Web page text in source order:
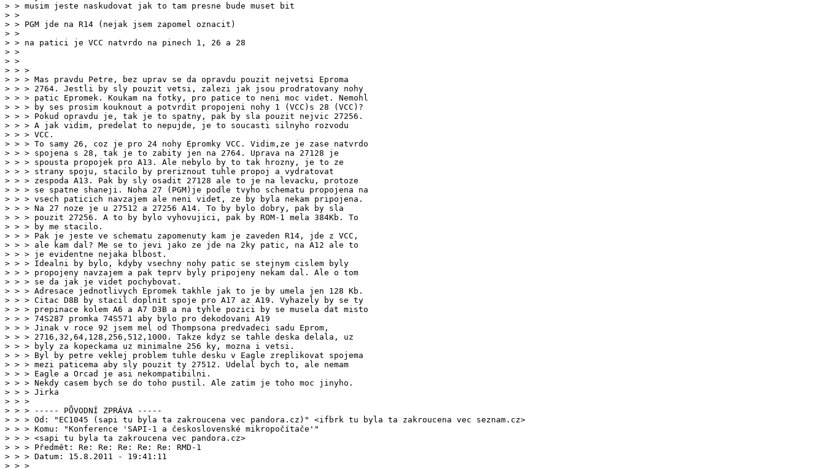
> > musim jeste naskudovat jak to tam presne bude muset bit
> >
> > PGM jde na R14 (nejak jsem zapomel oznacit)
> >
> > na patici je VCC natvrdo na pinech 1, 26 a 28
> >
> > >
> > > Mas pravdu Petre, bez uprav se da opravdu pouzit nejvetsi Eproma
> > > 2764. Jestli by sly pouzit vetsi, zalezi jak jsou prodratovany nohy
> > > patic Epromek. Koukam na fotky, pro patice to neni moc videt. Nemohl
> > > by ses prosim kouknout a potvrdit propojeni nohy 1 (VCC)s 28 (VCC)?
> > > Pokud opravdu je, tak je to spatny, pak by sla pouzit nejvic 27256.
> > > A jak vidim, predelat to nepujde, je to soucasti silnyho rozvodu
> > > VCC.
> > > To samy 26, coz je pro 24 nohy Epromky VCC. Vidim,ze je zase natvrdo
> > > spojena s 28, tak je to zabity jen na 2764. Uprava na 27128 je
> > > spousta propojek pro A13. Ale nebylo by to tak hrozny, je to ze
> > > strany spoju, stacilo by preriznout tuhle propoj a vydratovat
> > > zespoda A13. Pak by sly osadit 27128 ale to je na levacku, protoze
> > > se spatne shaneji. Noha 27 (PGM)je podle tvyho schematu propojena na
> > > vsech paticich navzajem ale neni videt, ze by byla nekam pripojena.
> > > Na 27 noze je u 27512 a 27256 A14. To by bylo dobry, pak by sla
> > > pouzit 27256. A to by bylo vyhovujici, pak by ROM-1 mela 384Kb. To
> > > by me stacilo.
> > > Pak je jeste ve schematu zapomenuty kam je zaveden R14, jde z VCC,
> > > ale kam dal? Me se to jevi jako ze jde na 2ky patic, na A12 ale to
> > > je evidentne nejaka blbost.
> > > Idealni by bylo, kdyby vsechny nohy patic se stejnym cislem byly
> > > propojeny navzajem a pak teprv byly pripojeny nekam dal. Ale o tom
> > > se da jak je videt pochybovat.
> > > Adresace jednotlivych Epromek takhle jak to je by umela jen 128 Kb.
> > > Citac D8B by stacil doplnit spoje pro A17 az A19. Vyhazely by se ty
> > > prepinace kolem A6 a A7 D3B a na tyhle pozici by se musela dat misto
> > > 74S287 promka 74S571 aby bylo pro dekodovani A19
> > > Jinak v roce 92 jsem mel od Thompsona predvadeci sadu Eprom,
> > > 2716,32,64,128,256,512,1000. Takze kdyz se tahle deska delala, uz
> > > byly za kopeckama uz minimalne 256 ky, mozna i vetsi.
> > > Byl by petre veklej problem tuhle desku v Eagle zreplikovat spojema
> > > mezi paticema aby sly pouzit ty 27512. Udelal bych to, ale nemam
> > > Eagle a Orcad je asi nekompatibilni.
> > > Nekdy casem bych se do toho pustil. Ale zatim je toho moc jinyho.
> > > Jirka
> > >
> > > ----- PŮVODNÍ ZPRÁVA -----
> > > Od: "EC1045 (sapi tu byla ta zakroucena vec pandora.cz)" <ifbrk tu byla ta zakroucena vec seznam.cz>
> > > Komu: "Konference 'SAPI-1 a československé mikropočítače'"
> > > <sapi tu byla ta zakroucena vec pandora.cz>
> > > Předmět: Re: Re: Re: Re: Re: RMD-1
> > > Datum: 15.8.2011 - 19:41:11